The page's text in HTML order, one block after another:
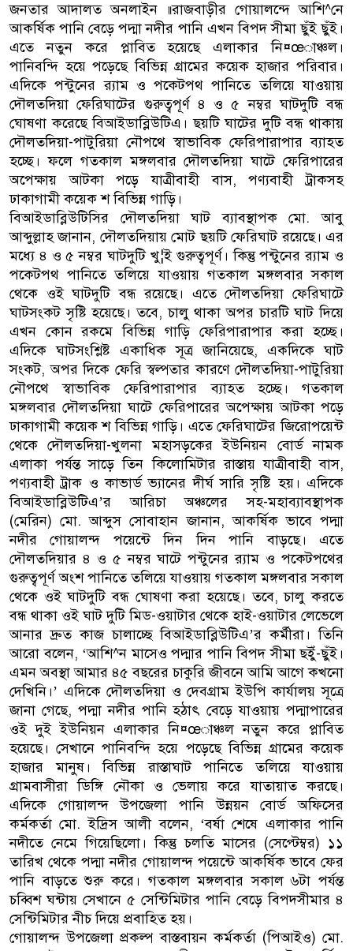
জনতার আদালত অনলাইন ॥রাজবাড়ীর গোয়ালন্দে আশি^নে
আকর্ষিক পানি বেড়ে পদ্মা নদীর পানি এখন বিপদ সীমা ছুঁই ছুঁই।
এতে নতুন করে প্লাবিত হয়েছে এলাকার নি¤œাঞ্চল।
পানিবন্দি হয়ে পড়েছে বিভিন্ন গ্রামের কয়েক হাজার পরিবার।
এদিকে পন্টুনের র‌্যাম ও পকেটপথ পানিতে তলিয়ে যাওয়ায়
দৌলতদিয়া ফেরিঘাটের গুরুত্বপূর্ণ ৪ ও ৫ নম্বর ঘাটদুটি বন্ধ
ঘোষণা করেছে বিআইডাব্লিউটিএ। ছয়টি ঘাটের দুটি বন্ধ থাকায়
দৌলতদিয়া-পাটুরিয়া নৌপথে স্বাভাবিক ফেরিপারাপার ব্যাহত
হচ্ছে। ফলে গতকাল মঙ্গলবার দৌলতদিয়া ঘাটে ফেরিপারের
অপেক্ষায় আটকা পড়ে যাত্রীবাহী বাস, পণ্যবাহী ট্রাকসহ
ঢাকাগামী কয়েক শ বিভিন্ন গাড়ি।
বিআইডাব্লিউটিসির দৌলতদিয়া ঘাট ব্যাবস্থাপক মো. আবু
আব্দুল্লাহ জানান, দৌলতদিয়ায় মোট ছয়টি ফেরিঘাট রয়েছে। এর
মধ্যে ৪ ও ৫ নম্বর ঘাটদুটি খু¦ই গুরুত্বপূর্ণ। কিন্তু পন্টুনের র‌্যাম ও
পকেটপথ পানিতে তলিয়ে যাওয়ায় গতকাল মঙ্গলবার সকাল
থেকে ওই ঘাটদুটি বন্ধ রয়েছে। এতে দৌলতদিয়া ফেরিঘাটে
ঘাটসংকট সৃষ্টি হয়েছে। তবে, চালু থাকা অপর চারটি ঘাট দিয়ে
এখন কোন রকমে বিভিন্ন গাড়ি ফেরিপারাপার করা হচ্ছে।
এদিকে ঘাটসংশ্লিষ্ট একাধিক সূত্র জানিয়েছে, একদিকে ঘাট
সংকট, অপর দিকে ফেরি স্বল্পতার কারণে দৌলতদিয়া-পাটুরিয়া
নৌপথে স্বাভাবিক ফেরিপারাপার ব্যাহত হচ্ছে। গতকাল
মঙ্গলবার দৌলতদিয়া ঘাটে ফেরিপারের অপেক্ষায় আটকা পড়ে
ঢাকাগামী কয়েক শ বিভিন্ন গাড়ি। এতে ফেরিঘাটের জিরোপয়েন্ট
থেকে দৌলতদিয়া-খুলনা মহাসড়কের ইউনিয়ন বোর্ড নামক
এলাকা পর্যন্ত সাড়ে তিন কিলোমিটার রাস্তায় যাত্রীবাহী বাস,
পণ্যবাহী ট্রাক ও কাভার্ড ভ্যানের দীর্ঘ সারি সৃষ্টি হয়। এদিকে
বিআইডাব্লিউটিএ’র আরিচা অঞ্চলের সহ-মহাব্যাবস্থাপক
(মেরিন) মো. আব্দুস সোবাহান জানান, আকর্ষিক ভাবে পদ্মা
নদীর গোয়ালন্দ পয়েন্টে দিন দিন পানি বাড়ছে। এতে
দৌলতদিয়ার ৪ ও ৫ নম্বর ঘাটে পন্টুনের র‌্যাম ও পকেটপথের
গুরুত্বপূর্ণ অংশ পানিতে তলিয়ে যাওয়ায় গতকাল মঙ্গলবার সকাল
থেকে ওই ঘাটদুটি বন্ধ ঘোষণা করা হয়েছে। তবে, চালু করতে
বন্ধ থাকা ওই ঘাট দুটি মিড-ওয়াটার থেকে হাই-ওয়াটার লেভেলে
আনার দ্রুত কাজ চালাচ্ছে বিআইডাব্লিউটিএ’র কর্মীরা। তিনি
আরো বলেন, ‘আশি^ন মাসেও পদ্মার পানি বিপদ সীমা ছইুঁ-ছুঁই।
এমন অবস্থা আমার ৪৫ বছরের চাকুরি জীবনে আমি আগে কখনো
দেখিনি।’ এদিকে দৌলতদিয়া ও দেবগ্রাম ইউপি কার্যালয় সূত্রে
জানা গেছে, পদ্মা নদীর পানি হঠাৎ বেড়ে যাওয়ায় পদ্মাপারের
ওই দুই ইউনিয়ন এলাকার নি¤œাঞ্চল নতুন করে প্লাবিত
হয়েছে। সেখানে পানিবন্দি হয়ে পড়েছে বিভিন্ন গ্রামের কয়েক
হাজার মানুষ। বিভিন্ন রাস্তাঘাট পানিতে তলিয়ে যাওয়ায়
গ্রামবাসীরা ডিঙ্গি নৌকা ও ভেলায় করে যাতায়াত করছে।
এদিকে গোয়ালন্দ উপজেলা পানি উন্নয়ন বোর্ড অফিসের
কর্মকর্তা মো. ইদ্রিস আলী বলেন, ‘বর্ষা শেষে এলাকার পানি
নদীতে নেমে গিয়েছিলো। কিন্তু চলতি মাসের (সেপ্টেম্বর) ১১
তারিখ থেকে পদ্মা নদীর গোয়ালন্দ পয়েন্টে আকর্ষিক ভাবে ফের
পানি বাড়তে শুরু করে। গতকাল মঙ্গলবার সকাল ৬টা পর্যন্ত
চব্বিশ ঘন্টায় সেখানে ৫ সেন্টিমিটার পানি বেড়ে বিপদসীমার ৪
সেন্টিমিটার নীচ দিয়ে প্রবাহিত হয়।
গোয়ালন্দ উপজেলা প্রকল্প বাস্তবায়ন কর্মকর্তা (পিআইও) মো.